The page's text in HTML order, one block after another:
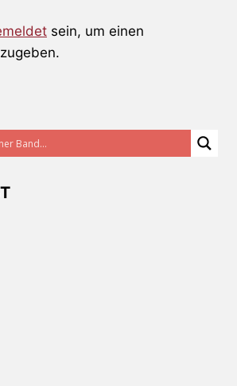
sein, um einen